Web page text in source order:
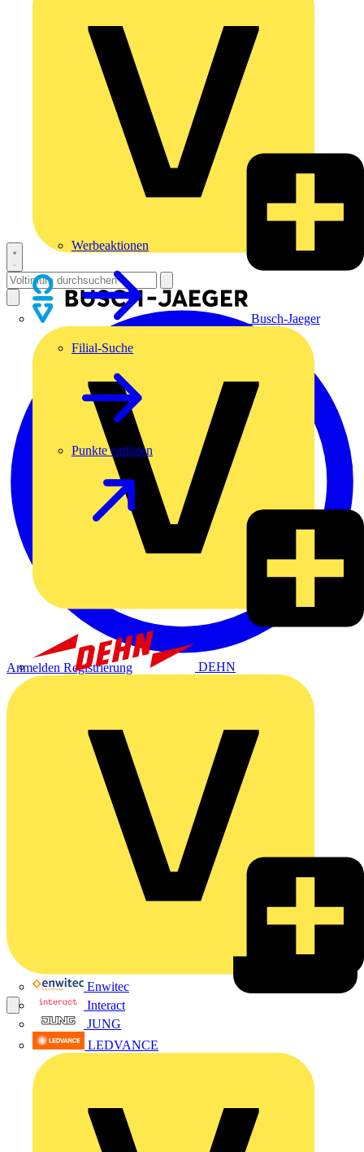
Busch-Jaeger
DEHN
Enwitec
Interact
JUNG
LEDVANCE
Werbeaktionen
Filial-Suche
Punkte einlösen
Anmelden Registrierung